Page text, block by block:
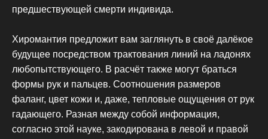
предшествующей смерти индивида.
Хиромантия предложит вам заглянуть в своё далёкое
будущее посредством трактования линий на ладонях
любопытствующего. В расчёт также могут браться
формы рук и пальцев. Соотношения размеров
фаланг, цвет кожи и, даже, тепловые ощущения от рук
гадающего. Разная между собой информация,
согласно этой науке, закодирована в левой и правой